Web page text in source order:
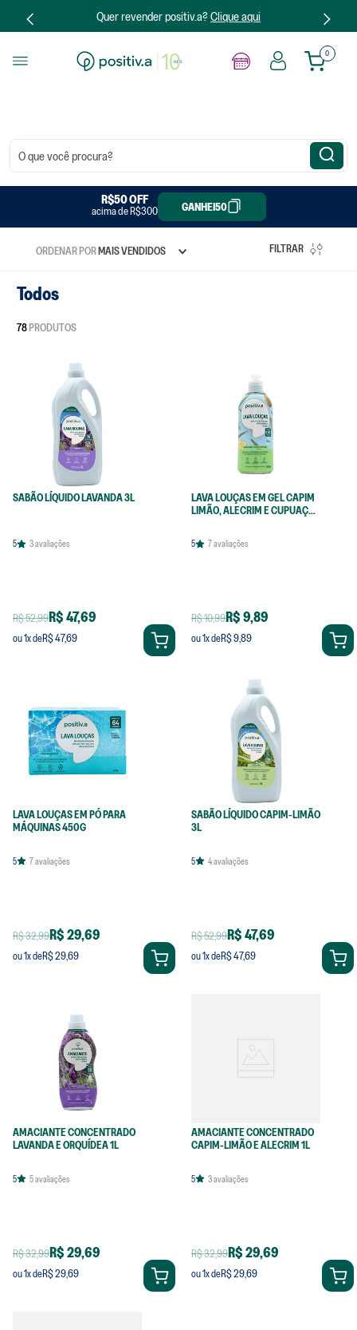
Quer revender positiv.a? Clique aqui
0
O que você procura?
R$20 OFF
acima de R$150 GANHEI20
R$50 OFF
acima de R$300 GANHEI50
ORDENAR PORMAIS VENDIDOS FILTRAR
Todos
78PRODUTOS
SABÃO LÍQUIDO LAVANDA 3L
5 3avaliações
R$ 52,99R$ 47,69
ou1x deR$ 47,69
LAVA LOUÇAS EM GEL CAPIM
LIMÃO, ALECRIM E CUPUAÇU
5 7avaliações
R$ 10,99R$ 9,89
ou1x deR$ 9,89
LAVA LOUÇAS EM PÓ PARA
MÁQUINAS 450G
5 7avaliações
R$ 32,99R$ 29,69
ou1x deR$ 29,69
SABÃO LÍQUIDO CAPIM-LIMÃO
3L
5 4avaliações
R$ 52,99R$ 47,69
ou1x deR$ 47,69
AMACIANTE CONCENTRADO
LAVANDA E ORQUÍDEA 1L
5 5avaliações
R$ 32,99R$ 29,69
ou1x deR$ 29,69
AMACIANTE CONCENTRADO
CAPIM-LIMÃO E ALECRIM 1L
5 3avaliações
R$ 32,99R$ 29,69
ou1x deR$ 29,69